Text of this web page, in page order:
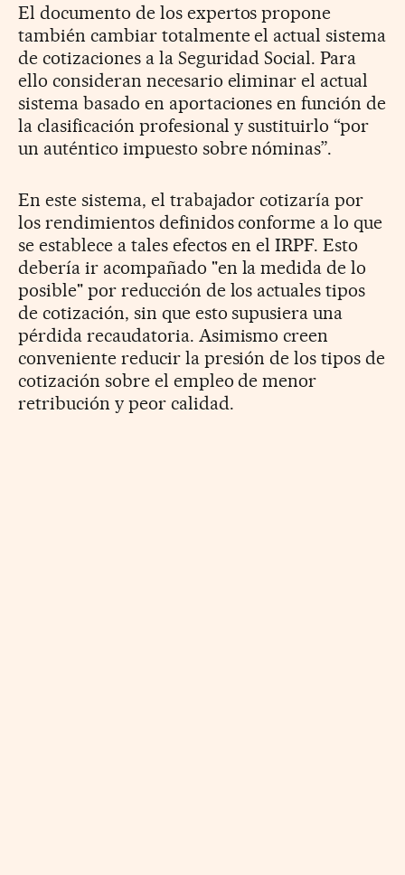
El documento de los expertos propone
también cambiar totalmente el actual sistema
de cotizaciones a la Seguridad Social. Para
ello consideran necesario eliminar el actual
sistema basado en aportaciones en función de
la clasificación profesional y sustituirlo “por
un auténtico impuesto sobre nóminas”.
En este sistema, el trabajador cotizaría por
los rendimientos definidos conforme a lo que
se establece a tales efectos en el IRPF. Esto
debería ir acompañado "en la medida de lo
posible" por reducción de los actuales tipos
de cotización, sin que esto supusiera una
pérdida recaudatoria. Asimismo creen
conveniente reducir la presión de los tipos de
cotización sobre el empleo de menor
retribución y peor calidad.